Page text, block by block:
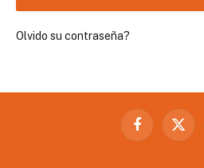
Olvido su contraseña?
Facebook
X